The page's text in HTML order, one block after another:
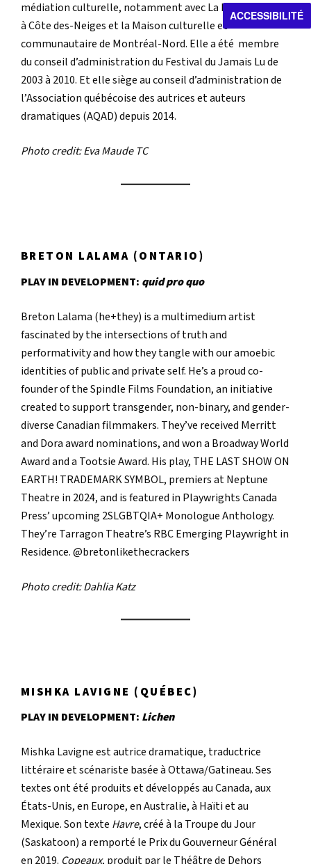
médiation culturelle, notamment avec La Maison bleue
à Côte des-Neiges et la Maison culturelle et
communautaire de Montréal-Nord. Elle a été membre
du conseil d’administration du Festival du Jamais Lu de
2003 à 2010. Et elle siège au conseil d’administration de
l’Association québécoise des autrices et auteurs
dramatiques (AQAD) depuis 2014.
Photo credit: Eva Maude TC
BRETON LALAMA (ONTARIO)
PLAY IN DEVELOPMENT: quid pro quo
Breton Lalama (he+they) is a multimedium artist
fascinated by the intersections of truth and
performativity and how they tangle with our amoebic
identities of public and private self. He’s a proud co-
founder of the Spindle Films Foundation, an initiative
created to support transgender, non-binary, and gender-
diverse Canadian filmmakers. They’ve received Merritt
and Dora award nominations, and won a Broadway World
Award and a Tootsie Award. His play, THE LAST SHOW ON
EARTH! TRADEMARK SYMBOL, premiers at Neptune
Theatre in 2024, and is featured in Playwrights Canada
Press’ upcoming 2SLGBTQIA+ Monologue Anthology.
They’re Tarragon Theatre’s RBC Emerging Playwright in
Residence. @bretonlikethecrackers
Photo credit: Dahlia Katz
MISHKA LAVIGNE (QUÉBEC)
PLAY IN DEVELOPMENT: Lichen
Mishka Lavigne est autrice dramatique, traductrice
littéraire et scénariste basée à Ottawa/Gatineau. Ses
textes ont été produits et développés au Canada, aux
États-Unis, en Europe, en Australie, à Haïti et au
Mexique. Son texte Havre, créé à la Troupe du Jour
(Saskatoon) a remporté le Prix du Gouverneur Général
en 2019. Copeaux, produit par le Théâtre de Dehors
ACCESSIBILITÉ